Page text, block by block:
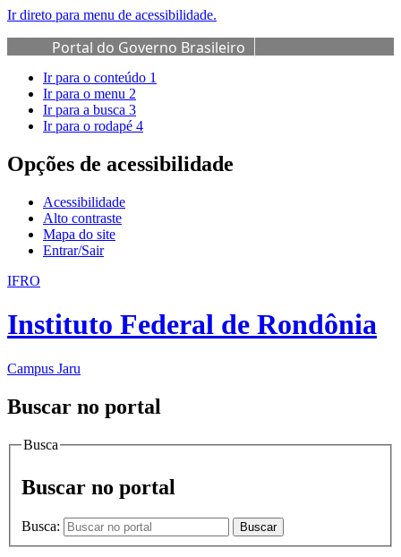
Ir direto para menu de acessibilidade.
Portal do Governo Brasileiro
Ir para o conteúdo 1
Ir para o menu 2
Ir para a busca 3
Ir para o rodapé 4
Opções de acessibilidade
Acessibilidade
Alto contraste
Mapa do site
Entrar/Sair
IFRO
Instituto Federal de Rondônia
Campus Jaru
Buscar no portal
Busca
Buscar no portal
Busca: Buscar